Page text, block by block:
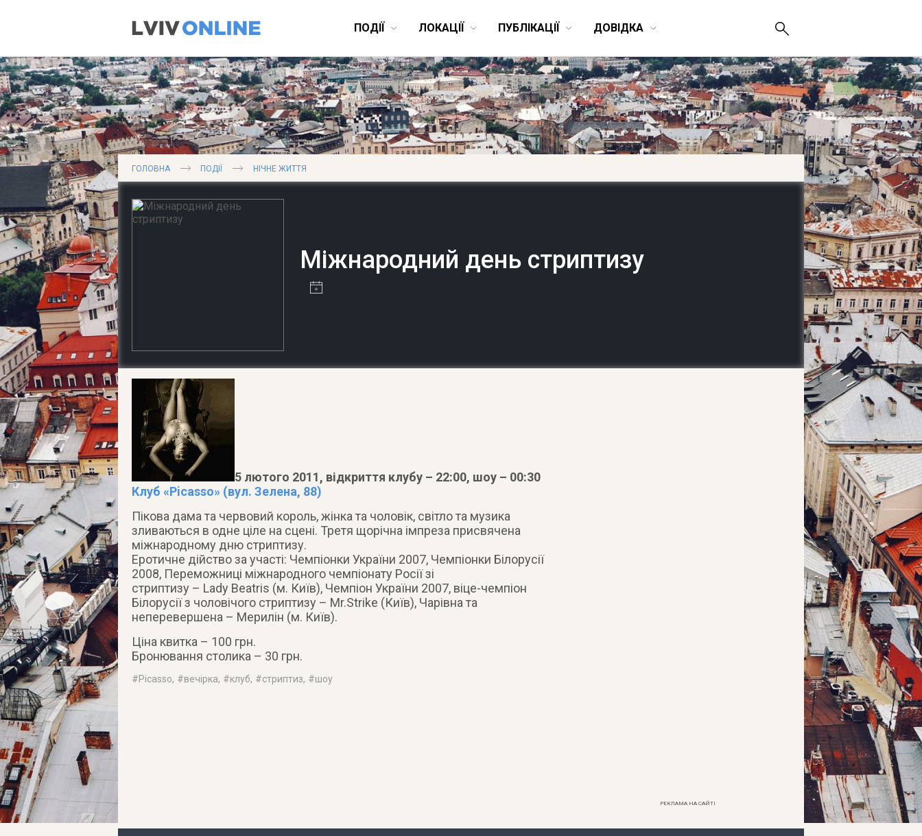
ПОДІЇ ЛОКАЦІЇ ПУБЛІКАЦІЇ ДОВІДКА
ГОЛОВНА ПОДІЇ НІЧНЕ ЖИТТЯ
Міжнародний день стриптизу
5 лютого 2011, відкриття клубу – 22:00, шоу – 00:30
Клуб «Picasso» (вул. Зелена, 88)
Пікова дама та червовий король, жінка та чоловік, світло та музика
зливаються в одне ціле на сцені. Третя щорічна імпреза присвячена
міжнародному дню стриптизу.
Еротичне дійство за участі: Чемпіонки України 2007, Чемпіонки Білорусії
2008, Переможниці міжнародного чемпіонату Росії зі
стриптизу – Lady Beatris (м. Київ), Чемпіон України 2007, віце-чемпіон
Білорусії з чоловічого стриптизу – Mr.Strike (Київ), Чарівна та
неперевершена – Мерилін (м. Київ).
Ціна квитка – 100 грн.
Бронювання столика – 30 грн.
#Picasso, #вечірка, #клуб, #стриптиз, #шоу
РЕКЛАМА НА САЙТІ